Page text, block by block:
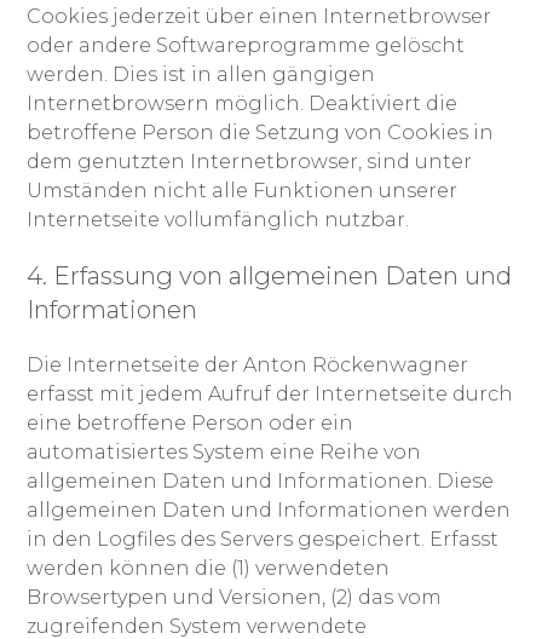
Cookies jederzeit über einen Internetbrowser
oder andere Softwareprogramme gelöscht
werden. Dies ist in allen gängigen
Internetbrowsern möglich. Deaktiviert die
betroffene Person die Setzung von Cookies in
dem genutzten Internetbrowser, sind unter
Umständen nicht alle Funktionen unserer
Internetseite vollumfänglich nutzbar.
4. Erfassung von allgemeinen Daten und
Informationen
Die Internetseite der Anton Röckenwagner
erfasst mit jedem Aufruf der Internetseite durch
eine betroffene Person oder ein
automatisiertes System eine Reihe von
allgemeinen Daten und Informationen. Diese
allgemeinen Daten und Informationen werden
in den Logfiles des Servers gespeichert. Erfasst
werden können die (1) verwendeten
Browsertypen und Versionen, (2) das vom
zugreifenden System verwendete